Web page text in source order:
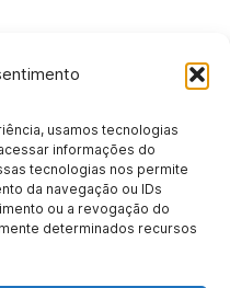
usamos tecnologias
informações do
tecnologias nos permite
da navegação ou IDs
ou a revogação do
determinados recursos
por Invalidez Auxílio Doença